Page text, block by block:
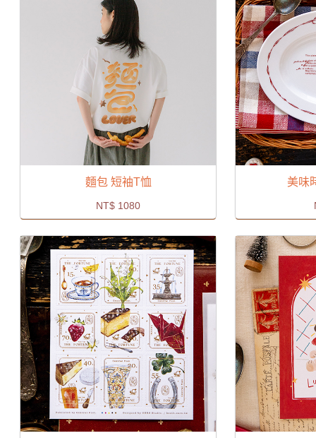
麵包 短袖T恤
NT$ 1080
美味